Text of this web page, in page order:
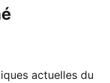
actuelles du